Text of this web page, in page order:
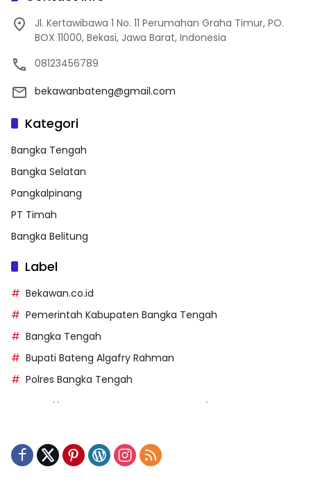
Jl. Kertawibawa 1 No. 11 Perumahan Graha Timur, PO.
BOX 11000, Bekasi, Jawa Barat, Indonesia
08123456789
bekawanbateng@gmail.com
Kategori
Bangka Tengah
Bangka Selatan
Pangkalpinang
PT Timah
Bangka Belitung
Label
Bekawan.co.id
Pemerintah Kabupaten Bangka Tengah
Bangka Tengah
Bupati Bateng Algafry Rahman
Polres Bangka Tengah
https://kecsitim.sitarokab.go.id/